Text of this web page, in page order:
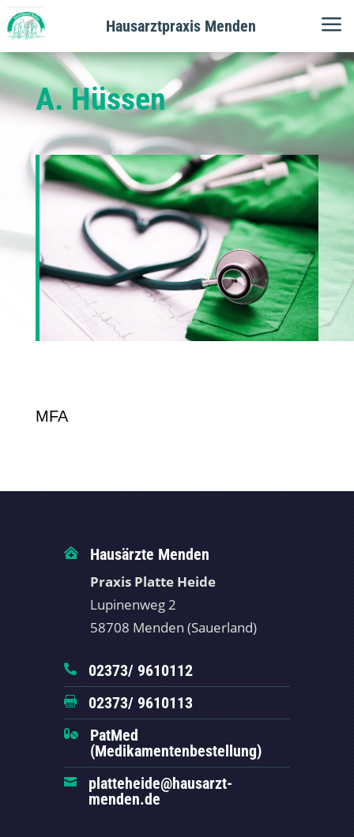
Hausarztpraxis Menden a
A. Hüssen
MFA
 Hausärzte Menden
Praxis Platte Heide
Lupinenweg 2
58708 Menden (Sauerland)
 02373/ 9610112
 02373/ 9610113

PatMed
(Medikamentenbestellung)

platteheide@hausarzt-
menden.de